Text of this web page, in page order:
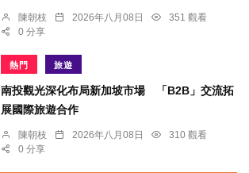
陳朝枝 2026年八月08日
351 觀看
0 分享
熱門 旅遊
南投觀光深化布局新加坡市場 「B2B」交流拓
展國際旅遊合作
陳朝枝 2026年八月08日
310 觀看
0 分享